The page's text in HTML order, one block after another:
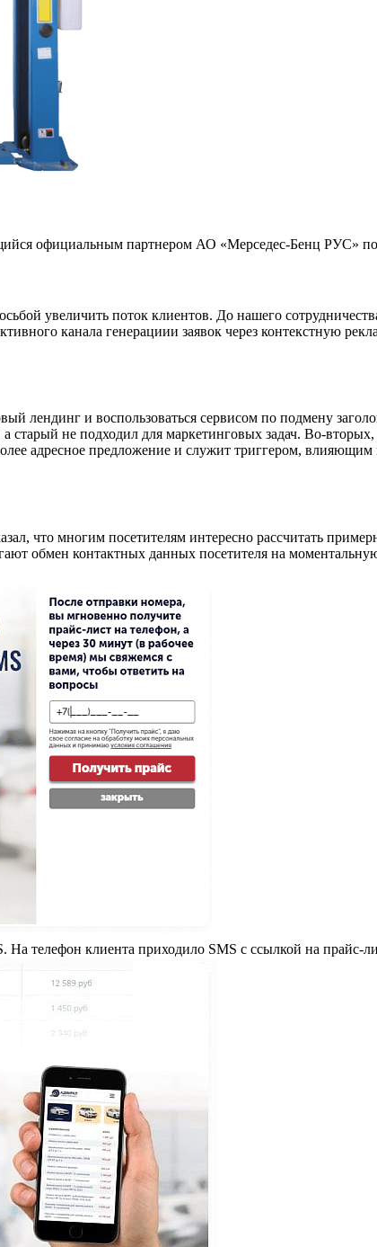
официальным партнером АО «Мерседес-Бенц РУС»
увеличить поток клиентов. До нашего
канала генерациии заявок через контекстную
лендинг и воспользоваться сервисом по подмену
не подходил для маркетинговых задач. Во-
адресное предложение и служит триггером,
что многим посетителям интересно рассчитать
обмен контактных данных посетителя на
На телефон клиента приходило SMS с ссылкой на прайс-